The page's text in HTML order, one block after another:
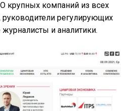
крупных компаний из всех
руководители регулирующих
и аналитики.